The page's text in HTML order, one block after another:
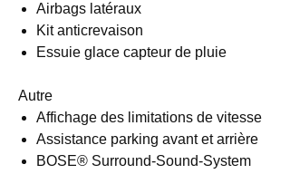
Airbags latéraux
Kit anticrevaison
Essuie glace capteur de pluie
Autre
Affichage des limitations de vitesse
Assistance parking avant et arrière
BOSE® Surround-Sound-System